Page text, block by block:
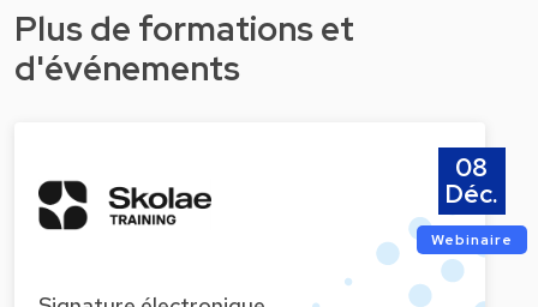
Plus de formations et
d'événements
08
Déc.
Webinaire